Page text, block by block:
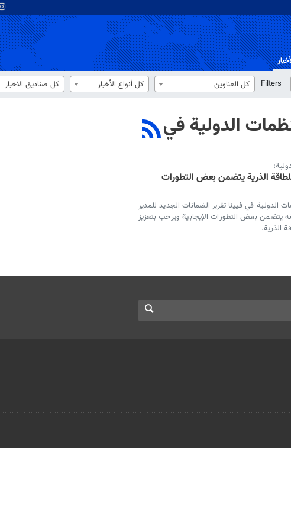
Filters كل العناوين كل أنواع الأخبار كل صناديق الاخبار
الدولية في
الذرية يتضمن بعض التطورات
الدولية في فيينا تقرير الضمانات الجديد للمدير
يتضمن بعض التطورات الإيجابية ويرحب بتعزيز
الذرية.